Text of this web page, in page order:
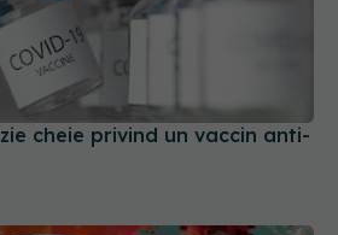
cheie privind un vaccin anti-